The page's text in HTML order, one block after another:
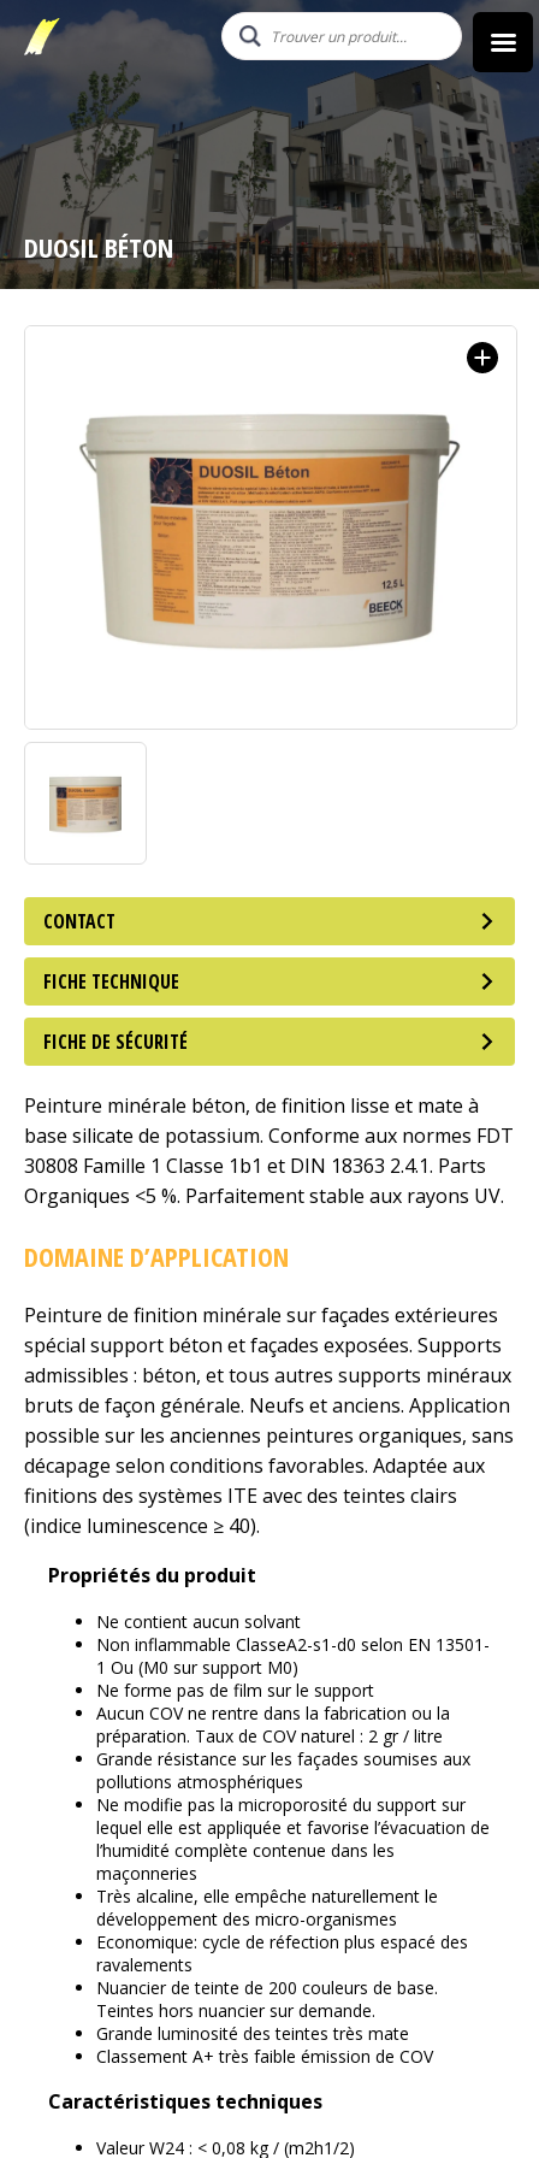
DUOSIL BÉTON
CONTACT
FICHE TECHNIQUE
FICHE DE SÉCURITÉ
Peinture minérale béton, de finition lisse et mate à
base silicate de potassium. Conforme aux normes FDT
30808 Famille 1 Classe 1b1 et DIN 18363 2.4.1. Parts
Organiques <5 %. Parfaitement stable aux rayons UV.
DOMAINE D’APPLICATION
Peinture de finition minérale sur façades extérieures
spécial support béton et façades exposées. Supports
admissibles : béton, et tous autres supports minéraux
bruts de façon générale. Neufs et anciens. Application
possible sur les anciennes peintures organiques, sans
décapage selon conditions favorables. Adaptée aux
finitions des systèmes ITE avec des teintes clairs
(indice luminescence ≥ 40).
Propriétés du produit
Ne contient aucun solvant
Non inflammable ClasseA2-s1-d0 selon EN 13501-
1 Ou (M0 sur support M0)
Ne forme pas de film sur le support
Aucun COV ne rentre dans la fabrication ou la
préparation. Taux de COV naturel : 2 gr / litre
Grande résistance sur les façades soumises aux
pollutions atmosphériques
Ne modifie pas la microporosité du support sur
lequel elle est appliquée et favorise l’évacuation de
l’humidité complète contenue dans les
maçonneries
Très alcaline, elle empêche naturellement le
développement des micro-organismes
Economique: cycle de réfection plus espacé des
ravalements
Nuancier de teinte de 200 couleurs de base.
Teintes hors nuancier sur demande.
Grande luminosité des teintes très mate
Classement A+ très faible émission de COV
Caractéristiques techniques
Valeur W24 : < 0,08 kg / (m2h1/2)